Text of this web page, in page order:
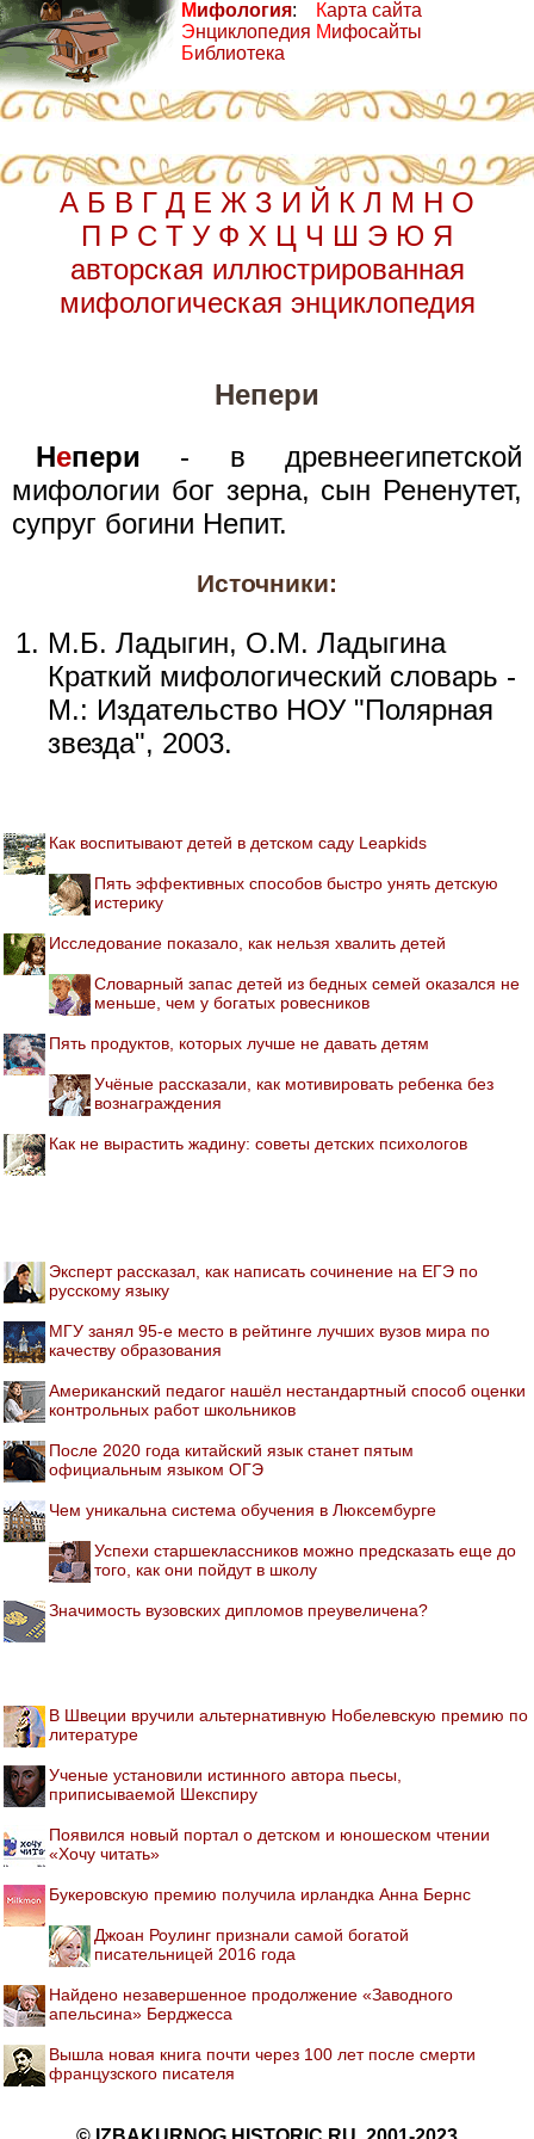
Мифология:
Энциклопедия
Библиотека
Карта сайта
Мифосайты
А Б В Г Д Е Ж З И Й К Л М Н О
П Р С Т У Ф Х Ц Ч Ш Э Ю Я
авторская иллюстрированная
мифологическая энциклопедия
Непери
Непери - в древнеегипетской
мифологии бог зерна, сын Рененутет,
супруг богини Непит.
Источники:
М.Б. Ладыгин, О.М. Ладыгина
Краткий мифологический словарь -
М.: Издательство НОУ "Полярная
звезда", 2003.
Как воспитывают детей в детском саду Leapkids
Пять эффективных способов быстро унять детскую
истерику
Исследование показало, как нельзя хвалить детей
Словарный запас детей из бедных семей оказался не
меньше, чем у богатых ровесников
Пять продуктов, которых лучше не давать детям
Учёные рассказали, как мотивировать ребенка без
вознаграждения
Как не вырастить жадину: советы детских психологов
Эксперт рассказал, как написать сочинение на ЕГЭ по
русскому языку
МГУ занял 95-е место в рейтинге лучших вузов мира по
качеству образования
Американский педагог нашёл нестандартный способ оценки
контрольных работ школьников
После 2020 года китайский язык станет пятым
официальным языком ОГЭ
Чем уникальна система обучения в Люксембурге
Успехи старшеклассников можно предсказать еще до
того, как они пойдут в школу
Значимость вузовских дипломов преувеличена?
В Швеции вручили альтернативную Нобелевскую премию по
литературе
Ученые установили истинного автора пьесы,
приписываемой Шекспиру
Появился новый портал о детском и юношеском чтении
«Хочу читать»
Букеровскую премию получила ирландка Анна Бернс
Джоан Роулинг признали самой богатой
писательницей 2016 года
Найдено незавершенное продолжение «Заводного
апельсина» Берджесса
Вышла новая книга почти через 100 лет после смерти
французского писателя